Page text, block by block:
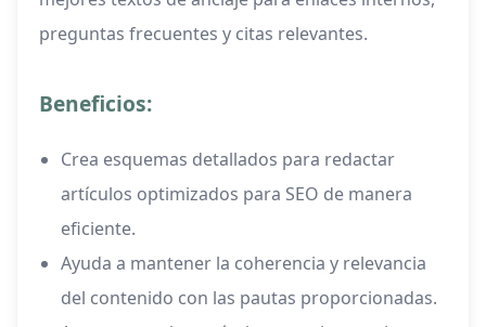
preguntas frecuentes y citas relevantes.
Beneficios:
Crea esquemas detallados para redactar
artículos optimizados para SEO de manera
eficiente.
Ayuda a mantener la coherencia y relevancia
del contenido con las pautas proporcionadas.